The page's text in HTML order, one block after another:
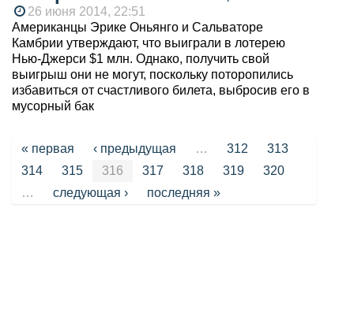
26 июня 2014, 22:51
Американцы Эрике Оньянго и Сальваторе
Камбрии утверждают, что выиграли в лотерею
Нью-Джерси $1 млн. Однако, получить свой
выигрыш они не могут, поскольку поторопились
избавиться от счастливого билета, выбросив его в
мусорный бак
Страницы
« первая ‹ предыдущая … 312
313
314
315 316 317 318 319
320
…
следующая › последняя »